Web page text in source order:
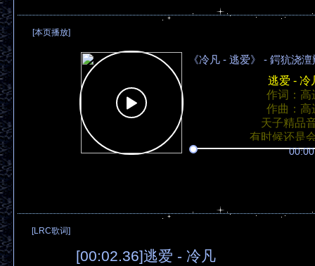
[本页播放]
[LRC歌词]
[00:02.36]逃爱 - 冷凡